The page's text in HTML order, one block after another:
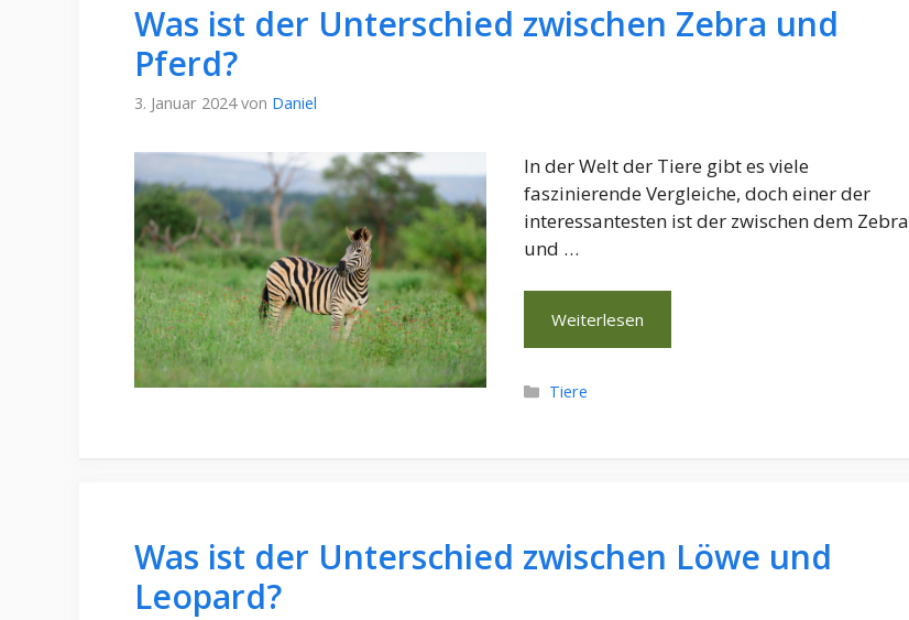
Was ist der Unterschied zwischen Zebra und
Pferd?
3. Januar 2024 von Daniel
In der Welt der Tiere gibt es viele
faszinierende Vergleiche, doch einer der
interessantesten ist der zwischen dem Zebra
und …
Weiterlesen
Kategorien
Tiere
Was ist der Unterschied zwischen Löwe und
Leopard?